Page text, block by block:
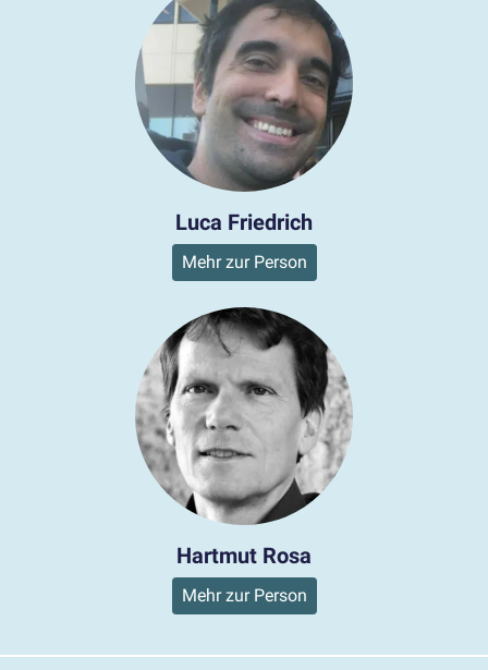
Luca Friedrich
Mehr zur Person
Hartmut Rosa
Mehr zur Person